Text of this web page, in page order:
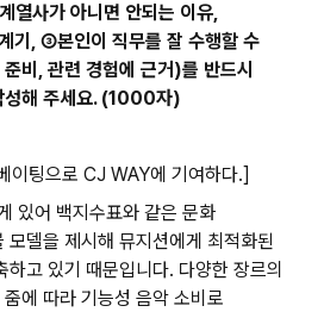
열사가 아니면 안되는 이유,
기, ③본인이 직무를 잘 수행할 수
비, 관련 경험에 근거)를 반드시
성해 주세요. (1000자)
이팅으로 CJ WAY에 기여하다.]
있어 백지수표와 같은 문화
모델을 제시해 뮤지션에게 최적화된
고 있기 때문입니다. 다양한 장르의
에 따라 기능성 음악 소비로